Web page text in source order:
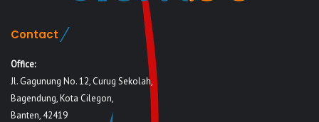
Contact
Office:
Jl. Gagunung No. 12, Curug Sekolah,
Bagendung, Kota Cilegon,
Banten, 42419